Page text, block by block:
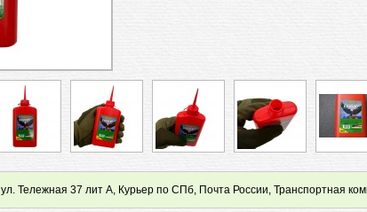
Тележная 37 лит А, Курьер по СПб, Почта России, Транспортная